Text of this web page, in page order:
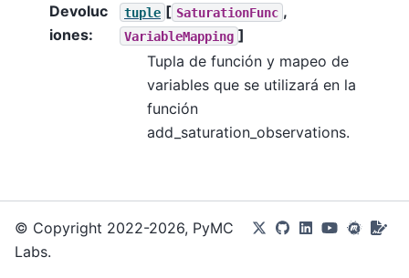
Devoluc
iones:
tuple [ SaturationFunc ,
VariableMapping ]
Tupla de función y mapeo de
variables que se utilizará en la
función
add_saturation_observations.
© Copyright 2022-2026, PyMC
Labs.